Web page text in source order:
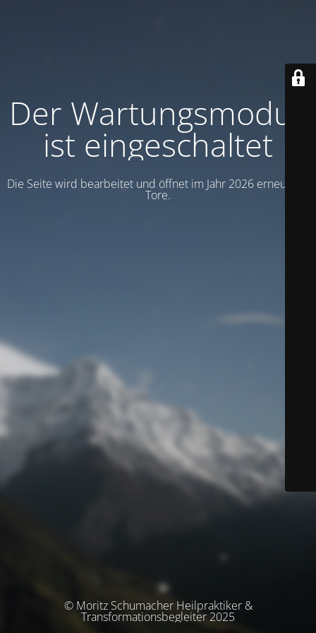
Der Wartungsmodus
ist eingeschaltet
Die Seite wird bearbeitet und öffnet im Jahr 2026 erneut die
Tore.
© Moritz Schumacher Heilpraktiker &
Transformationsbegleiter 2025